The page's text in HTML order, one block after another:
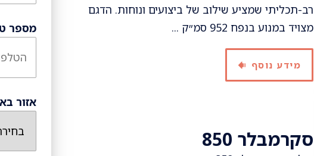
רב-תכליתי שמציע שילוב של ביצועים ונוחות. הדגם
מצויד במנוע בנפח 952 סמ״ק ...
מידע נוסף
סקרמבלר 850
מספר
אזור